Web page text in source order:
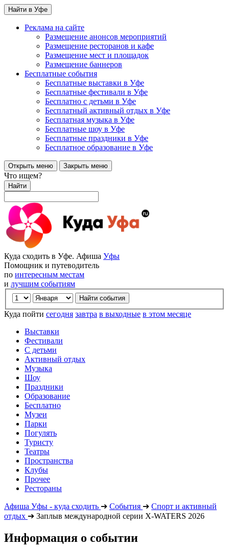
Найти в Уфе
Реклама на сайте
Размещение анонсов мероприятий
Размещение ресторанов и кафе
Размещение мест и площадок
Размещение баннеров
Бесплатные события
Бесплатные выставки в Уфе
Бесплатные фестивали в Уфе
Бесплатно с детьми в Уфе
Бесплатный активный отдых в Уфе
Бесплатная музыка в Уфе
Бесплатные шоу в Уфе
Бесплатные праздники в Уфе
Бесплатное образование в Уфе
Открыть меню Закрыть меню
Что ищем?
Найти
Куда сходить в Уфе. Афиша Уфы
Помощник и путеводитель
по интересным местам
и лучшим событиям
Куда пойти сегодня завтра в выходные в этом месяце
Выставки
Фестивали
С детьми
Активный отдых
Музыка
Шоу
Праздники
Образование
Бесплатно
Музеи
Парки
Погулять
Туристу
Театры
Пространства
Клубы
Прочее
Рестораны
Афиша Уфы - куда сходить ➔ События ➔ Спорт и активный
отдых ➔ Заплыв международной серии X-WATERS 2026
Информация о событии